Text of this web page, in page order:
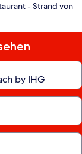
- Strand von